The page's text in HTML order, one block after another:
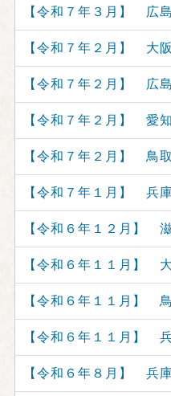
【令和７年３月】 広
【令和７年２月】 大
【令和７年２月】 広
【令和７年２月】 愛
【令和７年２月】 鳥
【令和７年１月】 兵
【令和６年１２月】
【令和６年１１月】
【令和６年１１月】
【令和６年１１月】
【令和６年８月】 兵